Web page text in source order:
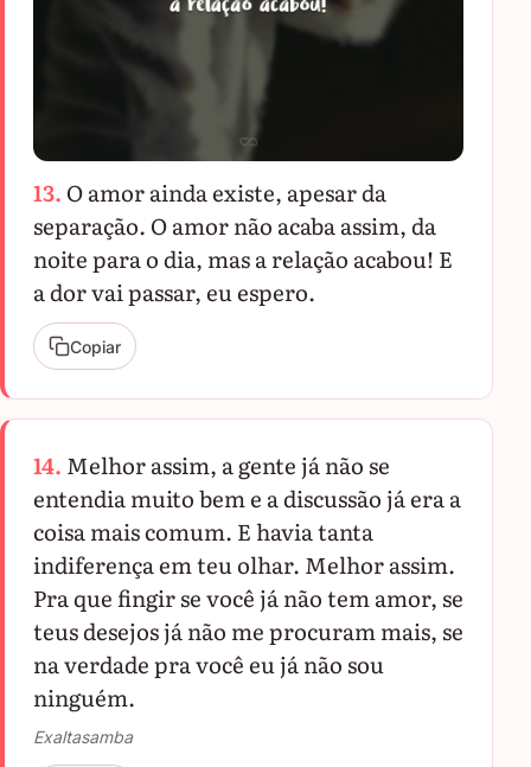
13. O amor ainda existe, apesar da
separação. O amor não acaba assim, da
noite para o dia, mas a relação acabou! E
a dor vai passar, eu espero.
Copiar
14. Melhor assim, a gente já não se
entendia muito bem e a discussão já era a
coisa mais comum. E havia tanta
indiferença em teu olhar. Melhor assim.
Pra que fingir se você já não tem amor, se
teus desejos já não me procuram mais, se
na verdade pra você eu já não sou
ninguém.
Exaltasamba